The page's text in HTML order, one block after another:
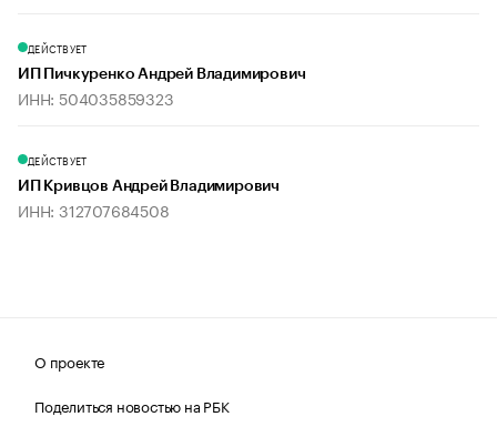
ДЕЙСТВУЕТ
ИП Пичкуренко Андрей Владимирович
ИНН: 504035859323
ДЕЙСТВУЕТ
ИП Кривцов Андрей Владимирович
ИНН: 312707684508
О проекте
Поделиться новостью на РБК